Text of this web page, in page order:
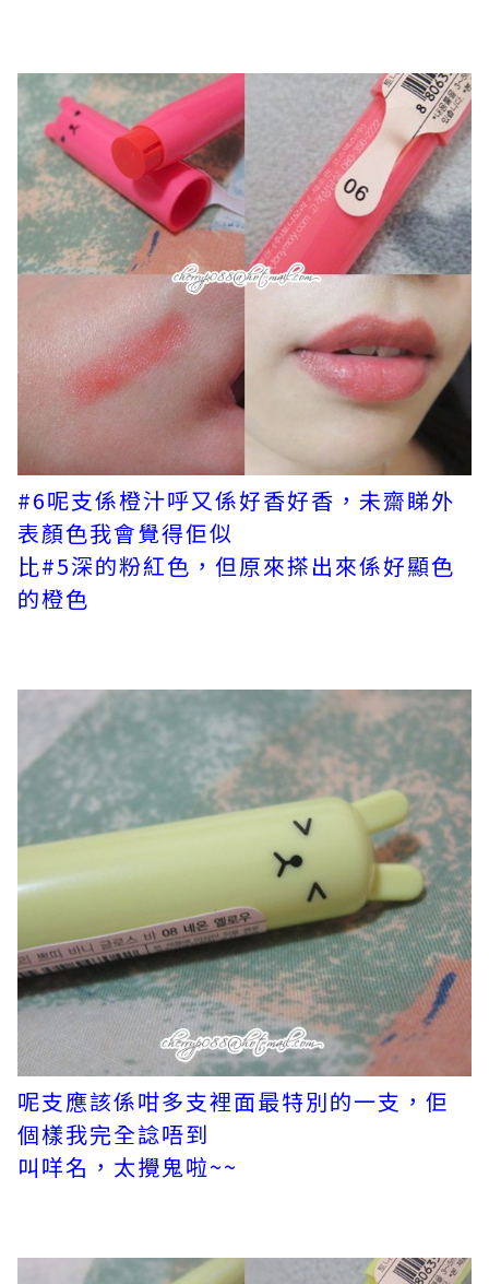
#6呢支係橙汁呼又係好香好香，未齋睇外
表顏色我會覺得佢似
比#5深的粉紅色，但原來搽出來係好顯色
的橙色
呢支應該係咁多支裡面最特別的一支，佢
個樣我完全諗唔到
叫咩名，太攪鬼啦~~